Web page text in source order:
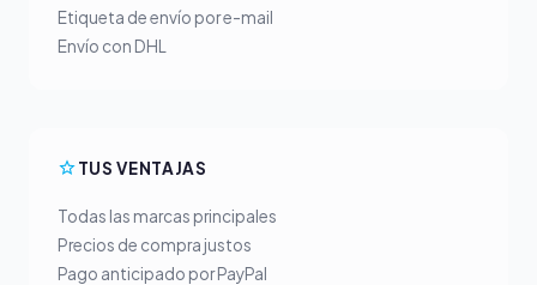
Etiqueta de envío por e-mail
Envío con DHL
TUS VENTAJAS
Todas las marcas principales
Precios de compra justos
Pago anticipado por PayPal